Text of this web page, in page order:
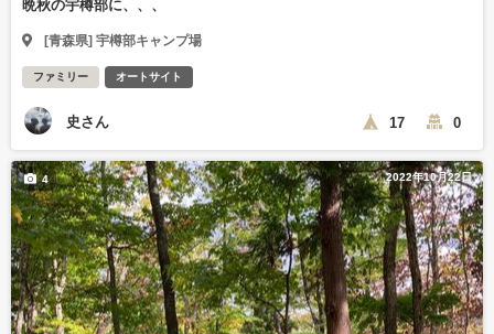
晩秋の宇樽部に、、、
[青森県] 宇樽部キャンプ場
ファミリー オートサイト
史さん 17 0
2022年10月22日
4